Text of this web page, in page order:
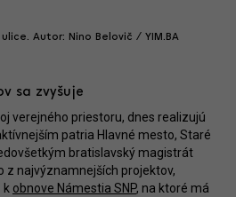
Autor: Nino Belovič / YIM.BA
sa zvyšuje
verejného priestoru, dnes realizujú
patria Hlavné mesto, Staré
bratislavský magistrát
z najvýznamnejších projektov,
k obnove Námestia SNP, na ktoré má